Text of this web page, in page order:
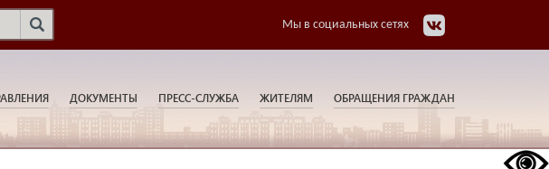
Мы в социальных сетях
ДОКУМЕНТЫ ПРЕСС-СЛУЖБА ЖИТЕЛЯМ ОБРАЩЕНИЯ ГРАЖДАН